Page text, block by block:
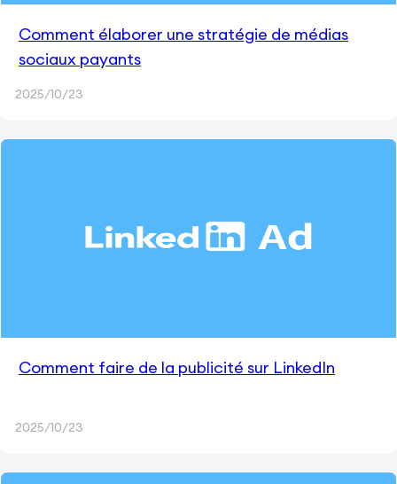
Comment élaborer une stratégie de médias
sociaux payants
2025/10/23
Comment faire de la publicité sur LinkedIn
2025/10/23